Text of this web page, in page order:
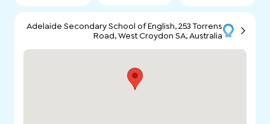
Adelaide Secondary School of English, 253 Torrens
Road, West Croydon SA, Australia